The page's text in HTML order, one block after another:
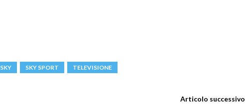
SKY SKY SPORT TELEVISIONE
Articolo successivo